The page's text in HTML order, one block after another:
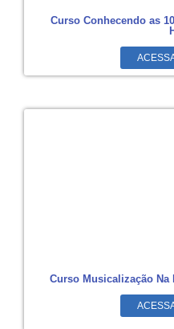
Curso Conhecendo as
Curso Musicalização Na